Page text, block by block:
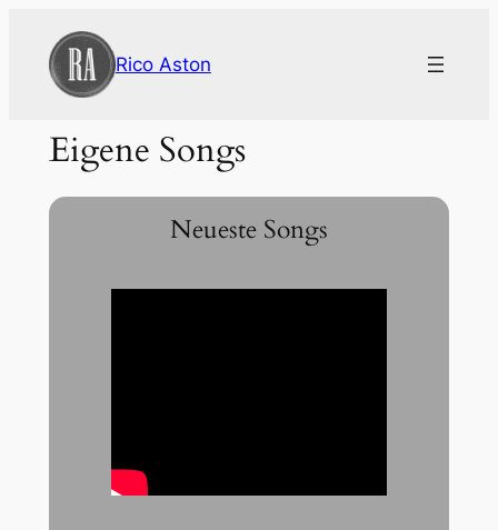
Inhalt
springen
Rico Aston
Eigene Songs
Neueste Songs